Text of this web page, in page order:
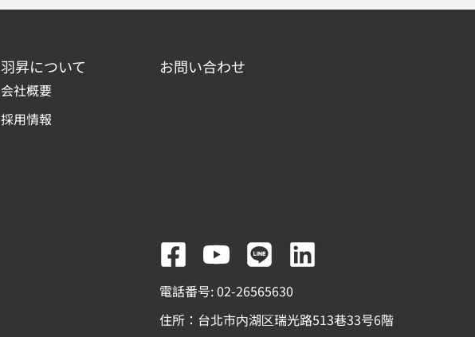
羽昇について
会社概要
採用情報
お問い合わせ
F
a
c
Y
o
u
L
i
n
L
n
電話番号: 02-26565630
住所：台北市内湖区瑞光路513巷33号6階